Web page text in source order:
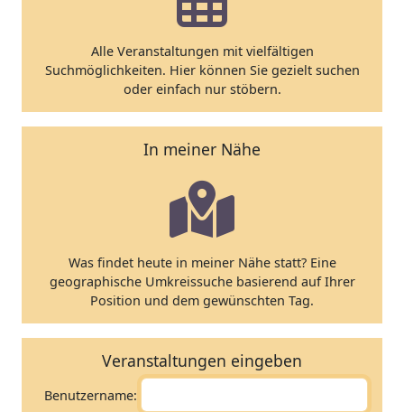
Alle Veranstaltungen mit vielfältigen
Suchmöglichkeiten. Hier können Sie gezielt suchen
oder einfach nur stöbern.
In meiner Nähe
Was findet heute in meiner Nähe statt? Eine
geographische Umkreissuche basierend auf Ihrer
Position und dem gewünschten Tag.
Veranstaltungen eingeben
Benutzername: